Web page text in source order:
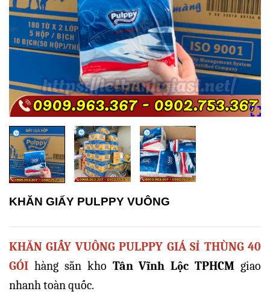
KHĂN GIẤY PULPPY VUÔNG
KHĂN GIẤY VUÔNG PULPPY GIÁ SỈ THÙNG 40
GÓI hàng sẵn kho Tân Vĩnh Lộc TPHCM giao
nhanh toàn quốc.